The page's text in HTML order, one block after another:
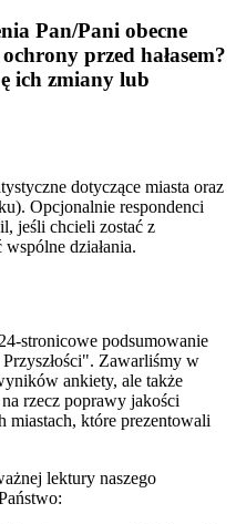
Pan/Pani obecne
przed hałasem?
ich zmiany lub
dotyczące miasta oraz
Opcjonalnie respondenci
jeśli chcieli zostać z
działania.
stronicowe podsumowanie
Zawarliśmy w
ankiety, ale także
rzecz poprawy jakości
miastach, które prezentowali
lektury naszego